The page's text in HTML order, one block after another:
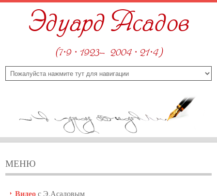
Эдуард Асадов
(7·9 · 1923—2004 · 21·4)
МЕНЮ
Видеос Э.Асадовым